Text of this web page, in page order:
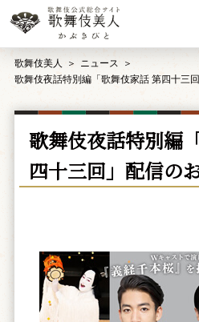
歌舞伎美人
ニュース
歌舞伎夜話特別編「歌舞伎家話 第四十三
歌舞伎夜話特別編
四十三回」配信の